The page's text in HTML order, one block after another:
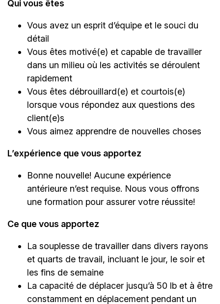
Qui vous êtes
Vous avez un esprit d’équipe et le souci du
détail
Vous êtes motivé(e) et capable de travailler
dans un milieu où les activités se déroulent
rapidement
Vous êtes débrouillard(e) et courtois(e)
lorsque vous répondez aux questions des
client(e)s
Vous aimez apprendre de nouvelles choses
L’expérience que vous apportez
Bonne nouvelle! Aucune expérience
antérieure n’est requise. Nous vous offrons
une formation pour assurer votre réussite!
Ce que vous apportez
La souplesse de travailler dans divers rayons
et quarts de travail, incluant le jour, le soir et
les fins de semaine
La capacité de déplacer jusqu’à 50 lb et à être
constamment en déplacement pendant un